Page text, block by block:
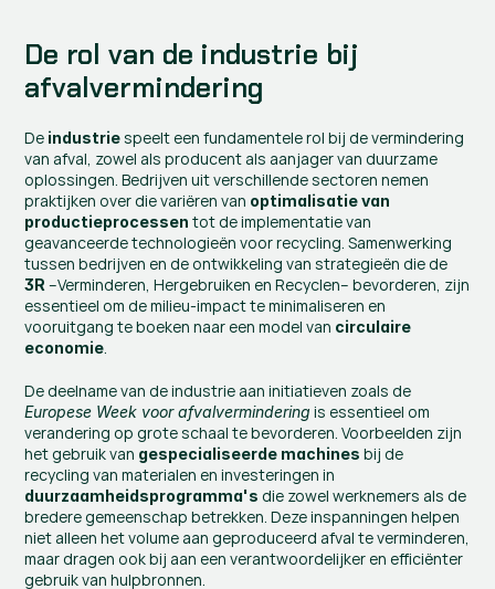
De rol van de industrie bij
afvalvermindering
De industrie speelt een fundamentele rol bij de vermindering
van afval, zowel als producent als aanjager van duurzame
oplossingen. Bedrijven uit verschillende sectoren nemen
praktijken over die variëren van optimalisatie van
productieprocessen tot de implementatie van
geavanceerde technologieën voor recycling. Samenwerking
3R –Verminderen, Hergebruiken en Recyclen– bevorderen, zijn
essentieel om de milieu-impact te minimaliseren en
vooruitgang te boeken naar een model van circulaire
economie
Europese Week voor afvalvermindering is essentieel om
verandering op grote schaal te bevorderen. Voorbeelden zijn
het gebruik van gespecialiseerde machines bij de
duurzaamheidsprogramma's die zowel werknemers als de
bredere gemeenschap betrekken. Deze inspanningen helpen
niet alleen het volume aan geproduceerd afval te verminderen,
maar dragen ook bij aan een verantwoordelijker en efficiënter
gebruik van hulpbronnen.